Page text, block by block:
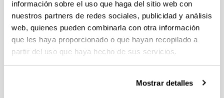
información sobre el uso que haga del sitio web con
nuestros partners de redes sociales, publicidad y análisis
web, quienes pueden combinarla con otra información
que les haya proporcionado o que hayan recopilado a
partir del uso que haya hecho de sus servicios.
Mostrar detalles
RESUMEN DE PROCEDIMIENTO UPV EHU)
Convocatoria
Convocatoria
Documentos
(Abre una nueva ventana)
Convocatoria(pdf, 660,66Kb)